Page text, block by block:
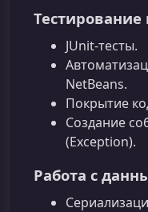
Тестирование
JUnit-тесты.
NetBeans.
Покрытие
Создание
(Exception).
Работа с